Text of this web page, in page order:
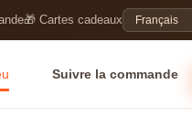
🎁 Cartes cadeaux
Suivre la commande